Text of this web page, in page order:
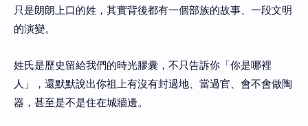
只是朗朗上口的姓，其實背後都有一個部族的故事、一段文明
的演變。
姓氏是歷史留給我們的時光膠囊，不只告訴你「你是哪裡
人」，還默默說出你祖上有沒有封過地、當過官、會不會做陶
器，甚至是不是住在城牆邊。